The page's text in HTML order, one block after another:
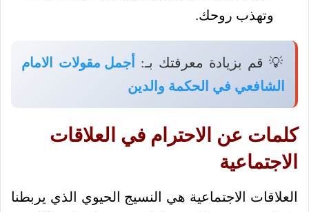
وتهذب روحك.
💡 قم بزيادة معرفتك بـ:
أجمل مقولات الامام
الشافعي في الحكمة والدين
كلمات عن الاحترام في العلاقات
الاجتماعية
العلاقات الاجتماعية هي النسيج الحيوي الذي يربطنا